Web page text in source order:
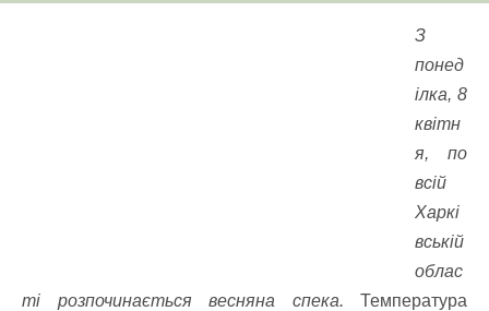
З
понед
ілка, 8
квітн
я, по
всій
Харкі
вській
облас
ті розпочинається весняна спека. Температура